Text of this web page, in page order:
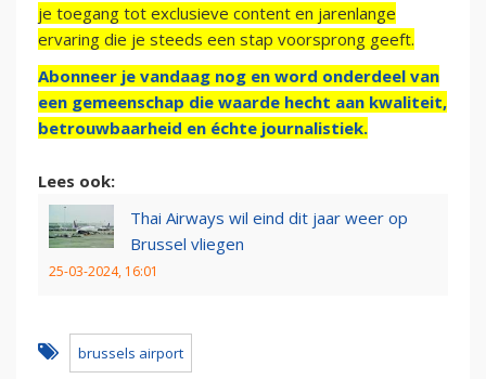
je toegang tot exclusieve content en jarenlange
ervaring die je steeds een stap voorsprong geeft.
Abonneer je vandaag nog en word onderdeel van
een gemeenschap die waarde hecht aan kwaliteit,
betrouwbaarheid en échte journalistiek.
Lees ook:
Thai Airways wil eind dit jaar weer op
Brussel vliegen
25-03-2024, 16:01
brussels airport